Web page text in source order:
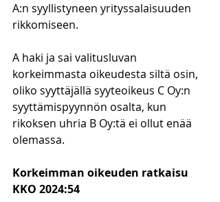
A:n syyllistyneen yrityssalaisuuden
rikkomiseen.
A haki ja sai valitusluvan
korkeimmasta oikeudesta siltä osin,
oliko syyttäjällä syyteoikeus C Oy:n
syyttämispyynnön osalta, kun
rikoksen uhria B Oy:tä ei ollut enää
olemassa.
Korkeimman oikeuden ratkaisu
KKO 2024:54